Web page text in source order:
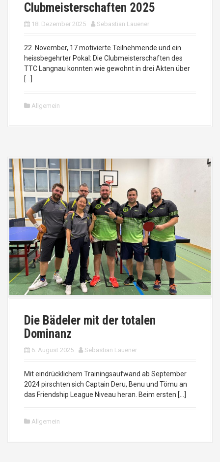
Clubmeisterschaften 2025
18. Dezember 2025 Sebastian Lauener
22. November, 17 motivierte Teilnehmende und ein
heissbegehrter Pokal: Die Clubmeisterschaften des
TTC Langnau konnten wie gewohnt in drei Akten über
[…]
Allgemein
Die Bädeler mit der totalen
Dominanz
6. August 2025 Sebastian Lauener
Mit eindrücklichem Trainingsaufwand ab September
2024 pirschten sich Captain Deru, Benu und Tömu an
das Friendship League Niveau heran. Beim ersten […]
Allgemein